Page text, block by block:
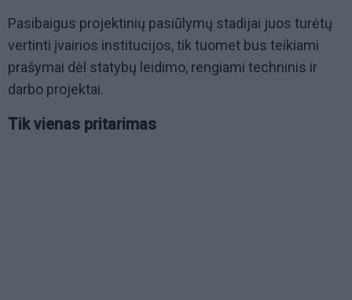
Pasibaigus projektinių pasiūlymų stadijai juos turėtų
vertinti įvairios institucijos, tik tuomet bus teikiami
prašymai dėl statybų leidimo, rengiami techninis ir
darbo projektai.
Tik vienas pritarimas